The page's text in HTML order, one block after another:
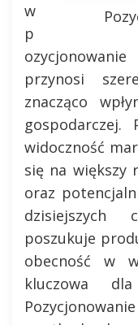
w
p
przynosi
znacząco
gospodarczej.
widoczność
się na większy
oraz
dzisiejszych
poszukuje
obecność w
kluczowa